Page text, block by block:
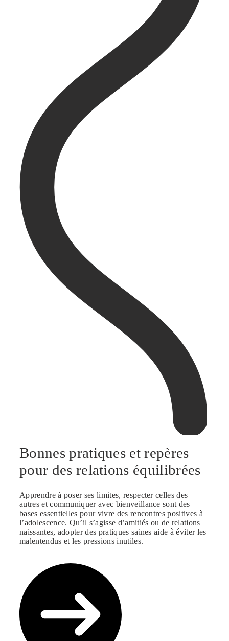
Bonnes pratiques et repères
pour des relations équilibrées
Apprendre à poser ses limites, respecter celles des
autres et communiquer avec bienveillance sont des
bases essentielles pour vivre des rencontres positives à
l’adolescence. Qu’il s’agisse d’amitiés ou de relations
naissantes, adopter des pratiques saines aide à éviter les
malentendus et les pressions inutiles.